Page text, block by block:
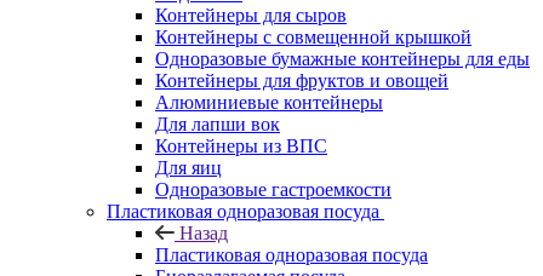
Контейнеры для сыров
Контейнеры с совмещенной крышкой
Одноразовые бумажные контейнеры для еды
Контейнеры для фруктов и овощей
Алюминиевые контейнеры
Для лапши вок
Контейнеры из ВПС
Для яиц
Одноразовые гастроемкости
Пластиковая одноразовая посуда
Назад
Пластиковая одноразовая посуда